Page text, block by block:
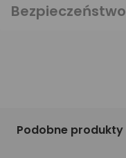
Podobne produkty
Bezpieczeństwo